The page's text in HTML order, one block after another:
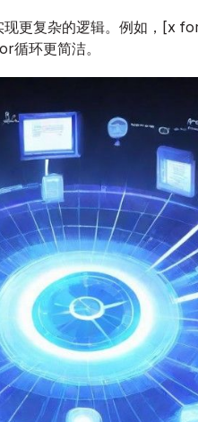
现更复杂的逻辑。例如，[x
循环更简洁。